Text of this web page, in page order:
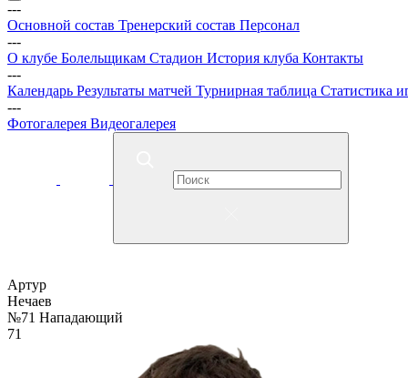
---
Основной состав Тренерский состав Персонал
---
О клубе Болельщикам Стадион История клуба Контакты
---
Календарь Результаты матчей Турнирная таблица Статистика
---
Фотогалерея Видеогалерея
Артур
Нечаев
№71 Нападающий
71